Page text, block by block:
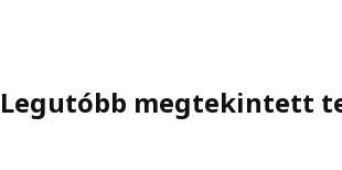
Legutóbb megtekintett